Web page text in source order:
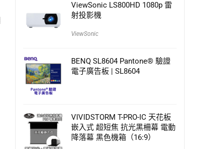
ViewSonic LS800HD 1080p 雷
射投影機
ViewSonic
BENQ SL8604 Pantone® 驗證
電子廣告板 | SL8604
VIVIDSTORM T-PRO-IC 天花板
嵌入式 超短焦 抗光黑柵幕 電動
降落幕 黑色機箱（16:9）